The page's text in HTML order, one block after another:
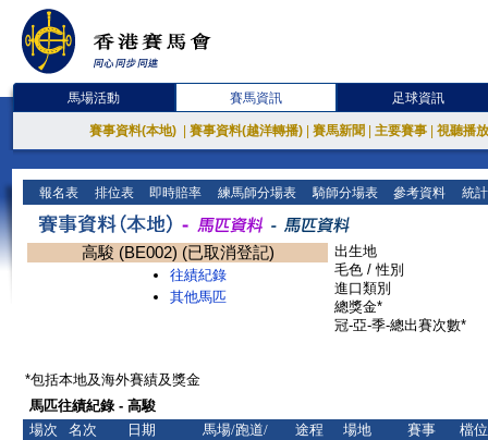
馬場活動 賽馬資訊 足球資訊
賽事資料(本地) 賽事資料(越洋轉播) 賽馬新聞 主要賽事 視聽播
報名表 排位表 即時賠率 練馬師分場表 騎師分場表 參考資料 統
高駿 (BE002) (已取消登記)
往績紀錄
其他馬匹
出生地
毛色 / 性別
進口類別
總獎金*
冠-亞-季-總出賽次數*
*包括本地及海外賽績及獎金
馬匹往績紀錄 - 高駿
場次
名次 日期
馬場/跑道/
途程
場地
賽事
檔位